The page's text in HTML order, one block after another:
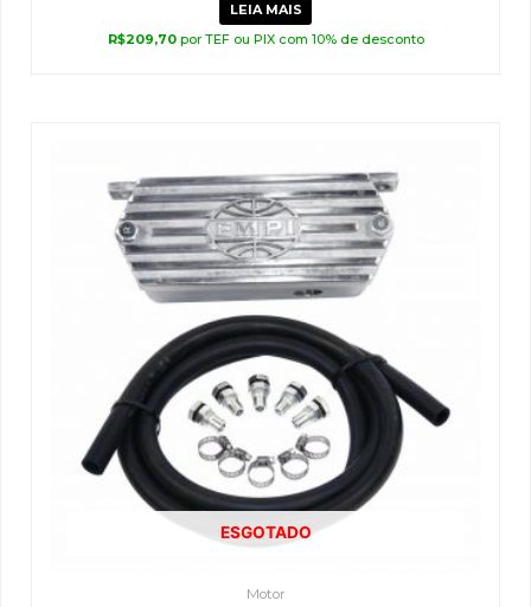
LEIA MAIS
R$209,70 por TEF ou PIX com 10% de desconto
ESGOTADO
Motor